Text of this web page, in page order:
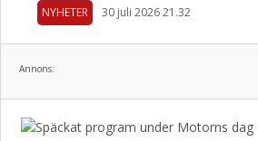
NYHETER 30 juli 2026 21.32
Annons: